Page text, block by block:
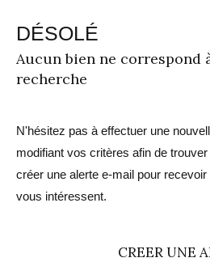
DÉSOLÉ
Aucun bien ne correspond
recherche
N'hésitez pas à effectuer une
modifiant vos critères afin de
créer une alerte e-mail pour
vous intéressent.
CREER UNE